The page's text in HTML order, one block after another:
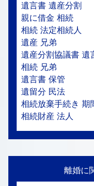
遺言書 遺産分割
親に借金 相続
相続 法定相続人
遺産 兄弟
遺産分割協議書 遺
相続 兄弟
遺言書 保管
遺留分 民法
相続放棄手続き 期
相続財産 法人
離婚に